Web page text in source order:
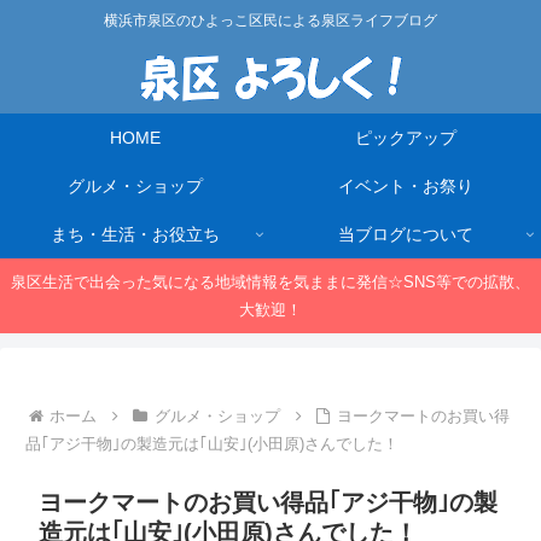
横浜市泉区のひよっこ区民による泉区ライフブログ
HOME ピックアップ
グルメ・ショップ イベント・お祭り
まち・生活・お役立ち 当ブログについて
泉区生活で出会った気になる地域情報を気ままに発信☆SNS等での拡散、
大歓迎！
ホーム グルメ・ショップ
ヨークマートのお買い得
品｢アジ干物｣の製造元は｢山安｣(小田原)さんでした！
ヨークマートのお買い得品｢アジ干物｣の製
造元は｢山安｣(小田原)さんでした！